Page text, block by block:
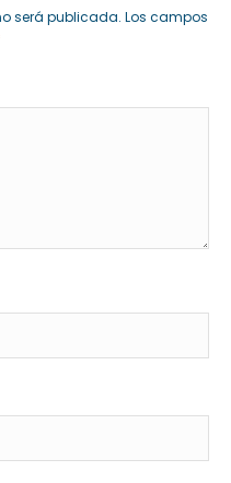
será publicada. Los campos